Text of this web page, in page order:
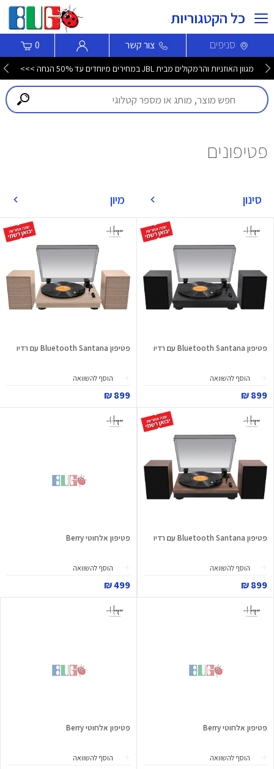
כל הקטגוריות
סניפים צור קשר 0
מגוון האוזניות והרמקולים מבית JBL במחירים מיוחדים עד 50% הנחה >>>
פטיפונים
סינון מיון
פטיפון Bluetooth Santana עם רדיו
הוסף להשוואה
899 ₪
פטיפון Bluetooth Santana עם רדיו
הוסף להשוואה
899 ₪
פטיפון Bluetooth Santana עם רדיו
הוסף להשוואה
899 ₪
פטיפון אלחוטי Berry
הוסף להשוואה
499 ₪
פטיפון אלחוטי Berry
הוסף להשוואה
פטיפון אלחוטי Berry
הוסף להשוואה